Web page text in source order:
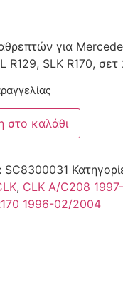
για
R129, SLK R170, σετ
στο καλάθι
SC8300031
, CLK A/C208
1996-02/2004